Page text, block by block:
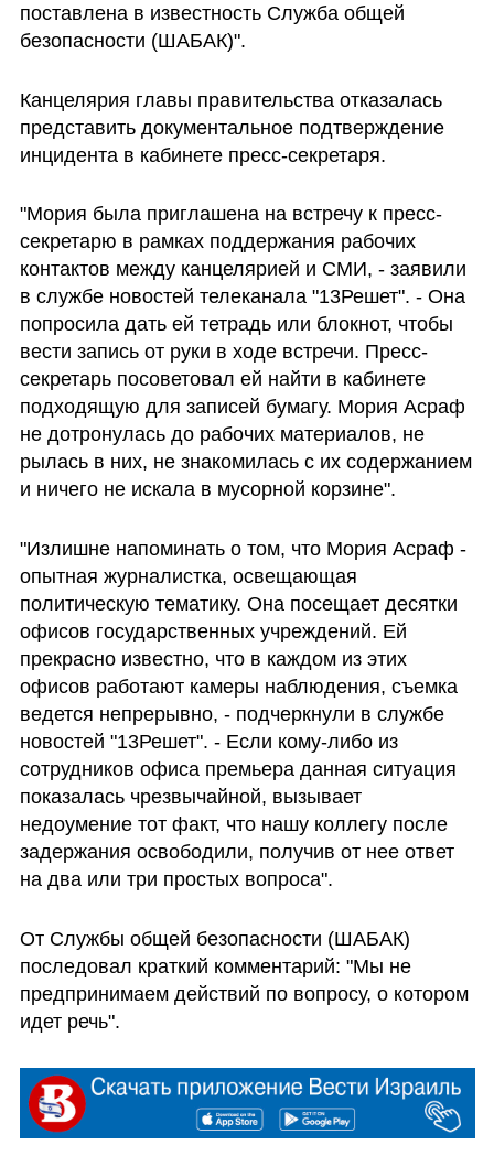
поставлена в известность Служба общей
безопасности (ШАБАК)".
Канцелярия главы правительства отказалась
представить документальное подтверждение
инцидента в кабинете пресс-секретаря.
"Мория была приглашена на встречу к пресс-
секретарю в рамках поддержания рабочих
контактов между канцелярией и СМИ, - заявили
в службе новостей телеканала "13Решет". - Она
попросила дать ей тетрадь или блокнот, чтобы
вести запись от руки в ходе встречи. Пресс-
секретарь посоветовал ей найти в кабинете
подходящую для записей бумагу. Мория Асраф
не дотронулась до рабочих материалов, не
рылась в них, не знакомилась с их содержанием
и ничего не искала в мусорной корзине".
"Излишне напоминать о том, что Мория Асраф -
опытная журналистка, освещающая
политическую тематику. Она посещает десятки
офисов государственных учреждений. Ей
прекрасно известно, что в каждом из этих
офисов работают камеры наблюдения, съемка
ведется непрерывно, - подчеркнули в службе
новостей "13Решет". - Если кому-либо из
сотрудников офиса премьера данная ситуация
показалась чрезвычайной, вызывает
недоумение тот факт, что нашу коллегу после
задержания освободили, получив от нее ответ
на два или три простых вопроса".
От Службы общей безопасности (ШАБАК)
последовал краткий комментарий: "Мы не
предпринимаем действий по вопросу, о котором
идет речь".